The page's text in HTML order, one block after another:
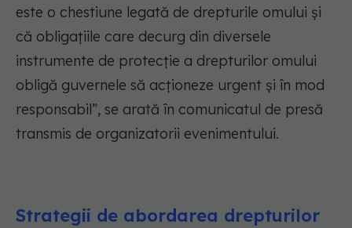
este o chestiune legată de drepturile omului și
că obligațiile care decurg din diversele
instrumente de protecție a drepturilor omului
obligă guvernele să acționeze urgent și în mod
responsabil”, se arată în comunicatul de presă
transmis de organizatorii evenimentului.
Strategii de abordarea drepturilor